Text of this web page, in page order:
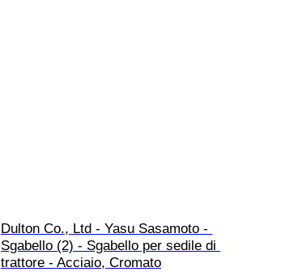
Dulton Co., Ltd - Yasu Sasamoto -
Sgabello (2) - Sgabello per sedile di
trattore - Acciaio, Cromato